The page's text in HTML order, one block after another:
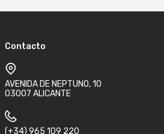
Contacto
AVENIDA DE NEPTUNO, 10
03007 ALICANTE
(+34) 965 109 220